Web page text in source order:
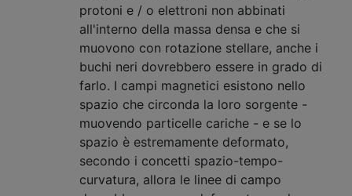
protoni e / o elettroni non abbinati
all'interno della massa densa e che si
muovono con rotazione stellare, anche i
buchi neri dovrebbero essere in grado di
farlo. I campi magnetici esistono nello
spazio che circonda la loro sorgente -
muovendo particelle cariche - e se lo
spazio è estremamente deformato,
secondo i concetti spazio-tempo-
curvatura, allora le linee di campo